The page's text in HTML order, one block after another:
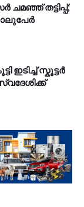
തട്ടിപ്പ്;
ഇടിച്ച് സ്കൂട്ടർ